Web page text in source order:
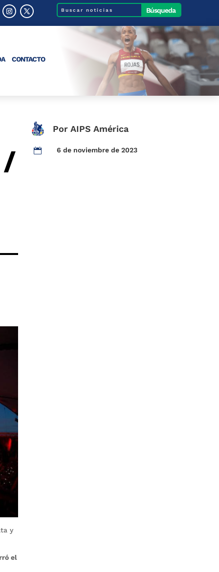
CONTACTO
/
Por AIPS América
 6 de noviembre de 2023
y
el